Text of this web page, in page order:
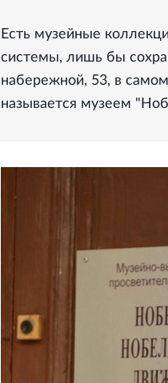
Есть музейные
системы, лишь бы
набережной, 53, в
называется музеем